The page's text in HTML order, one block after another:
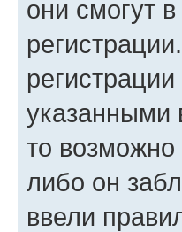
они смогут
указанными
то
либо он
ввели